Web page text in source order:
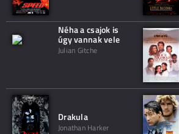
Néha a csajok is
úgy vannak vele
Julian Gitche
Drakula
Jonathan Harker